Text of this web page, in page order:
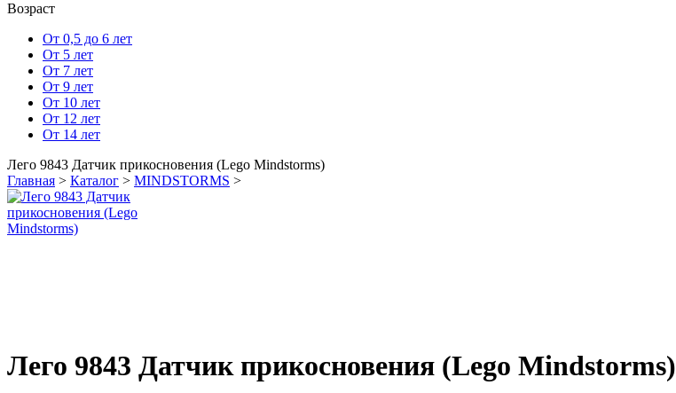
Возраст
От 0,5 до 6 лет
От 5 лет
От 7 лет
От 9 лет
От 10 лет
От 12 лет
От 14 лет
Лего 9843 Датчик прикосновения (Lego Mindstorms)
Главная > Каталог > MINDSTORMS >
Лего 9843 Датчик прикосновения (Lego Mindstorms)